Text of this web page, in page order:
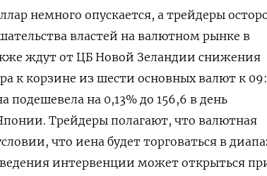
немного опускается, а трейдеры
властей на валютном рынке в
ждут от ЦБ Новой Зеландии снижения
к корзине из шести основных валют к
подешевела на 0,13%​ до 156,6 в день
Трейдеры полагают, что валютная
что иена будет торговаться в
интервенции может открыться